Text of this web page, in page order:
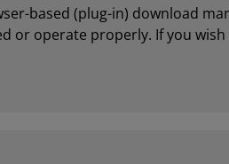
based (plug-in) download
or operate properly. If you wish